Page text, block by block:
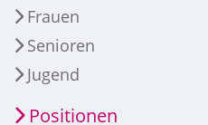
Frauen
Senioren
Jugend
Positionen